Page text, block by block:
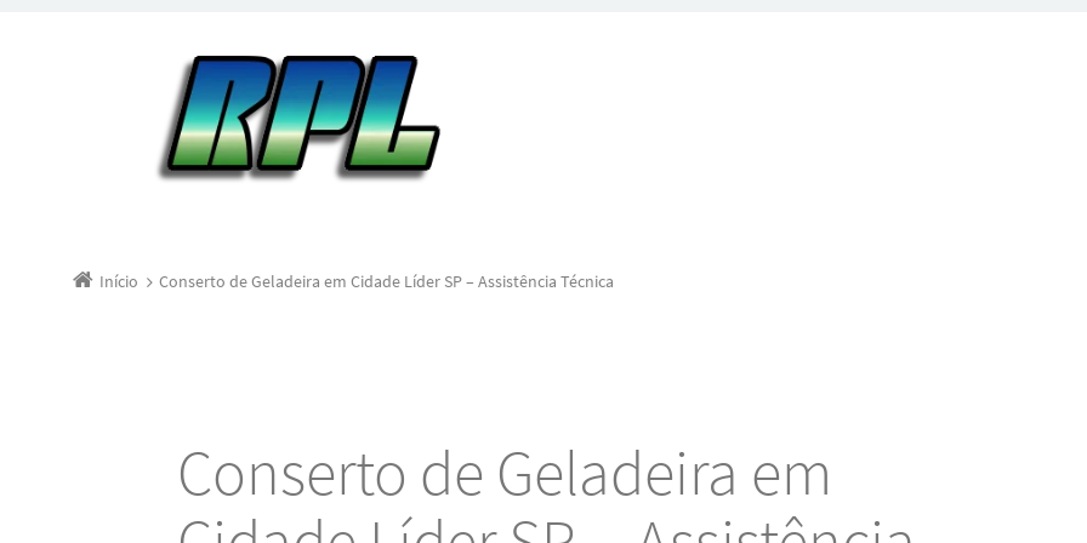
Início Conserto de Geladeira em Cidade Líder SP – Assistência Técnica
Conserto de Geladeira em